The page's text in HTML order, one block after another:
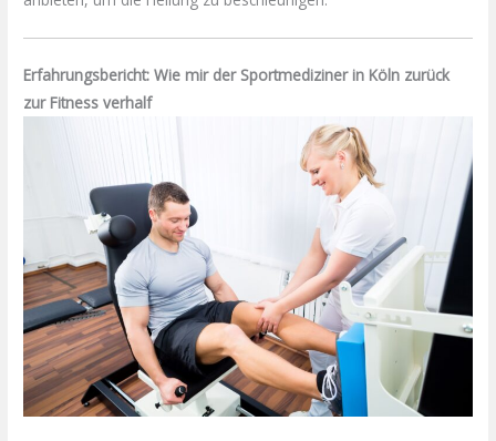
Erfahrungsbericht: Wie mir der Sportmediziner in Köln zurück
zur Fitness verhalf